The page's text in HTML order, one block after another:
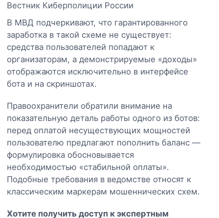
Вестник Киберполиции России
В МВД подчеркивают, что гарантированного
заработка в такой схеме не существует:
средства пользователей попадают к
организаторам, а демонстрируемые «доходы»
отображаются исключительно в интерфейсе
бота и на скриншотах.
Правоохранители обратили внимание на
показательную деталь работы одного из ботов:
перед оплатой несуществующих мощностей
пользователю предлагают пополнить баланс —
формулировка обосновывается
необходимостью «стабильной оплаты».
Подобные требования в ведомстве относят к
классическим маркерам мошеннических схем.
Хотите получить доступ к экспертным